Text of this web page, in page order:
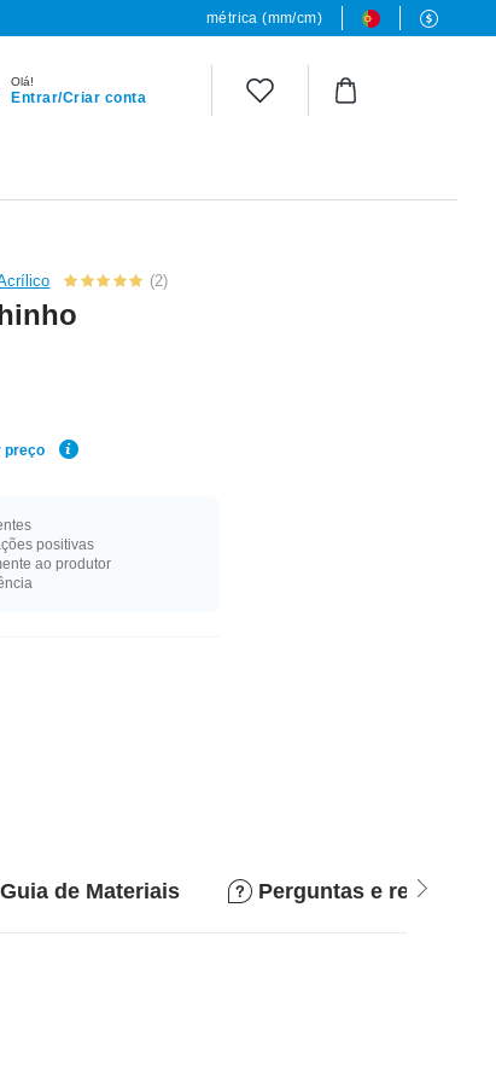
métrica (mm/cm)
Olá!
Entrar/Criar conta
(2)
preço
positivas
ao produtor
Guia de Materiais Perguntas e respostas